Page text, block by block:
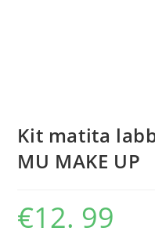
Kit matita
MU MAKE UP
€12. 99